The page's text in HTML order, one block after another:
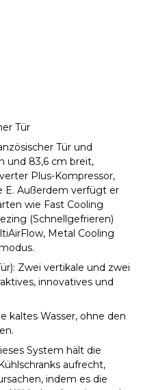
Tür
Tür und
und 83,6 cm breit,
Plus-Kompressor,
E. Außerdem verfügt er
wie Fast Cooling
(Schnellgefrieren)
Metal Cooling
Zwei vertikale und zwei
innovatives und
kaltes Wasser, ohne den
System hält die
aufrecht,
indem es die